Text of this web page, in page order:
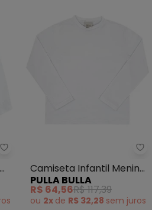
Milon - Camisa Infantil Menino
Camiseta Infantil Menino
Malha Térmica (Branco)
PULLA BULLA
R$ 64,56R$ 117,39
ou 2x de R$ 32,28 sem juros